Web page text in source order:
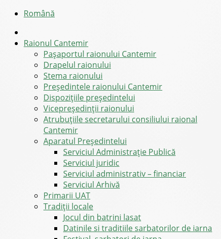
Română
Raionul Cantemir
Pașaportul raionului Cantemir
Drapelul raionului
Stema raionului
Preşedintele raionului Cantemir
Dispozițiile președintelui
Vicepreşedinţii raionului
Atrubuțiile secretarului consiliului raional
Cantemir
Aparatul Preşedintelui
Serviciul Administraţie Publică
Serviciul juridic
Serviciul administrativ – financiar
Serviciul Arhivă
Primarii UAT
Tradiții locale
Jocul din batrini lasat
Datinile si traditiile sarbatorilor de iarna